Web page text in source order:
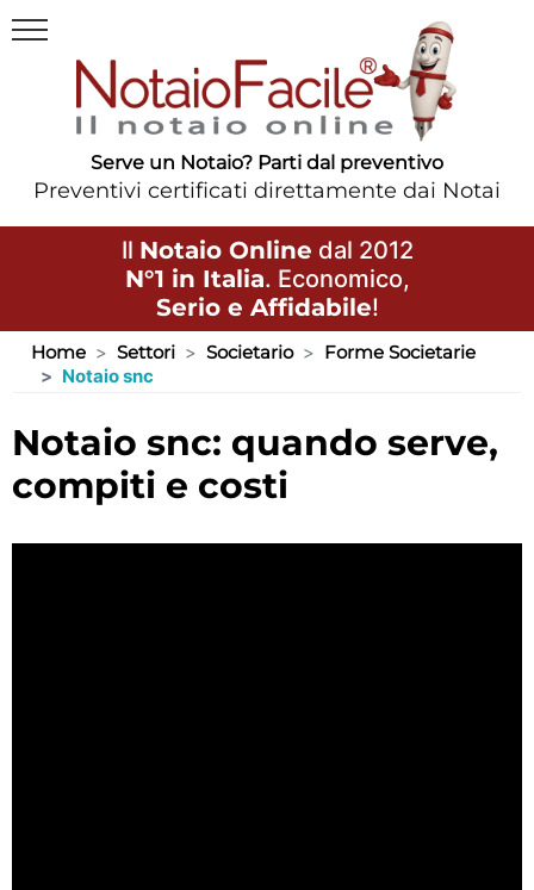
Serve un Notaio? Parti dal preventivo
Preventivi certificati direttamente dai Notai
Il Notaio Online dal 2012
N°1 in Italia. Economico,
Serio e Affidabile!
Home Settori Societario
Forme Societarie
Notaio snc
notaio snc: quando serve,
compiti e costi